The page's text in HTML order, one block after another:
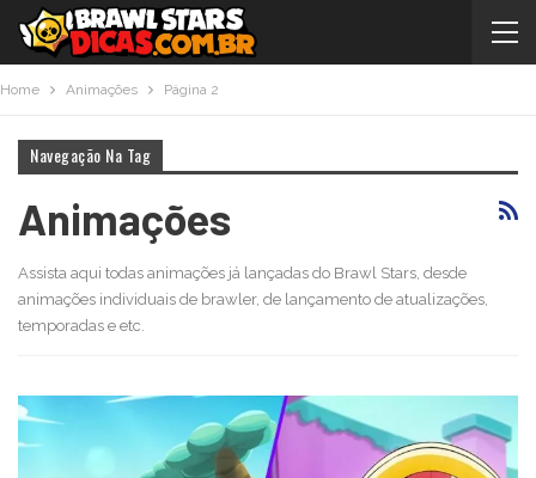
Home Animações Página 2
Navegação Na Tag
Animações
Assista aqui todas animações já lançadas do Brawl Stars, desde
animações individuais de brawler, de lançamento de atualizações,
temporadas e etc.